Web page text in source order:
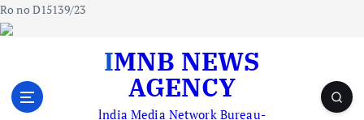
Ro no D15139/23
IMNB NEWS
AGENCY
lndia Media Network Bureau-